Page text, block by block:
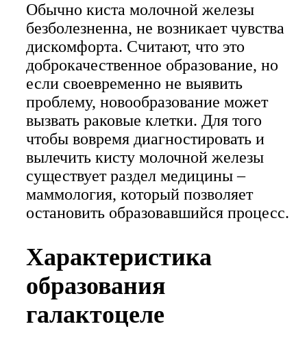
Обычно киста молочной железы
безболезненна, не возникает чувства
дискомфорта. Считают, что это
доброкачественное образование, но
если своевременно не выявить
проблему, новообразование может
вызвать раковые клетки. Для того
чтобы вовремя диагностировать и
вылечить кисту молочной железы
существует раздел медицины –
маммология, который позволяет
остановить образовавшийся процесс.
Характеристика
образования
галактоцеле